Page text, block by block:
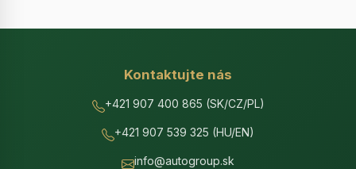
Kontaktujte nás
+421 907 400 865 (SK/CZ/PL)
+421 907 539 325 (HU/EN)
info@autogroup.sk